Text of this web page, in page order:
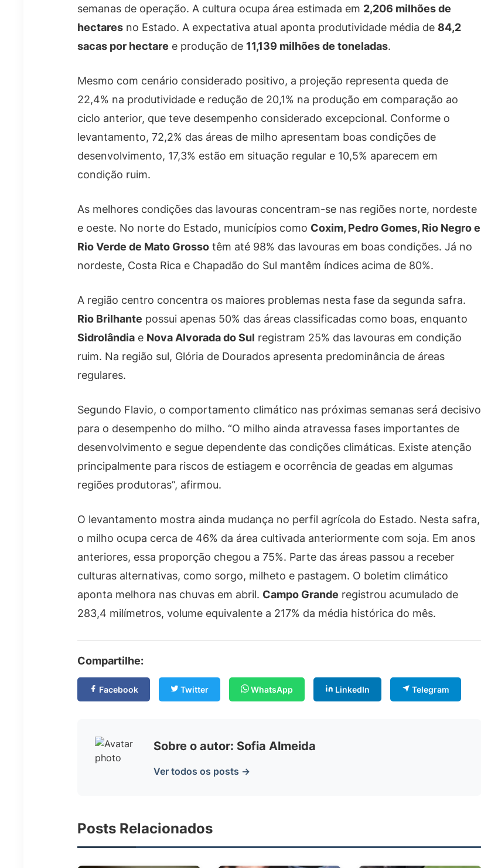
semanas de operação. A cultura ocupa área estimada em 2,206 milhões de
hectares no Estado. A expectativa atual aponta produtividade média de 84,2
sacas por hectare e produção de 11,139 milhões de toneladas.
Mesmo com cenário considerado positivo, a projeção representa queda de
22,4% na produtividade e redução de 20,1% na produção em comparação ao
ciclo anterior, que teve desempenho considerado excepcional. Conforme o
levantamento, 72,2% das áreas de milho apresentam boas condições de
desenvolvimento, 17,3% estão em situação regular e 10,5% aparecem em
condição ruim.
As melhores condições das lavouras concentram-se nas regiões norte, nordeste
e oeste. No norte do Estado, municípios como Coxim, Pedro Gomes, Rio Negro e
Rio Verde de Mato Grosso têm até 98% das lavouras em boas condições. Já no
nordeste, Costa Rica e Chapadão do Sul mantêm índices acima de 80%.
A região centro concentra os maiores problemas nesta fase da segunda safra.
Rio Brilhante possui apenas 50% das áreas classificadas como boas, enquanto
Sidrolândia e Nova Alvorada do Sul registram 25% das lavouras em condição
ruim. Na região sul, Glória de Dourados apresenta predominância de áreas
regulares.
Segundo Flavio, o comportamento climático nas próximas semanas será decisivo
para o desempenho do milho. “O milho ainda atravessa fases importantes de
desenvolvimento e segue dependente das condições climáticas. Existe atenção
principalmente para riscos de estiagem e ocorrência de geadas em algumas
regiões produtoras”, afirmou.
O levantamento mostra ainda mudança no perfil agrícola do Estado. Nesta safra,
o milho ocupa cerca de 46% da área cultivada anteriormente com soja. Em anos
anteriores, essa proporção chegou a 75%. Parte das áreas passou a receber
culturas alternativas, como sorgo, milheto e pastagem. O boletim climático
aponta melhora nas chuvas em abril. Campo Grande registrou acumulado de
283,4 milímetros, volume equivalente a 217% da média histórica do mês.
Compartilhe:
Facebook Twitter WhatsApp LinkedIn Telegram
Sobre o autor: Sofia Almeida
Ver todos os posts →
Posts Relacionados